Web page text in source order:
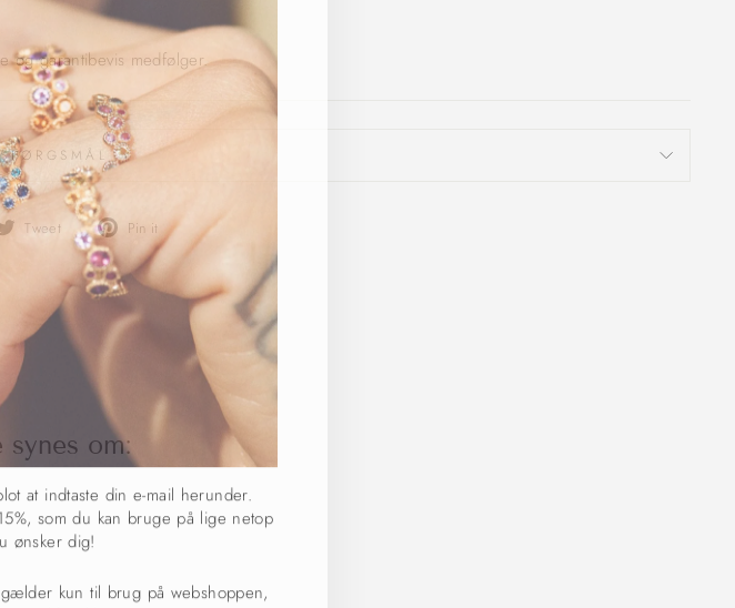
og garantibevis medfølger.
Tweet
Del
på
Twitter
Pin it
Pin
det
Pinterest
synes om:
at indtaste din e-mail herunder.
som du kan bruge på lige netop
ønsker dig!
kun til brug på webshoppen,